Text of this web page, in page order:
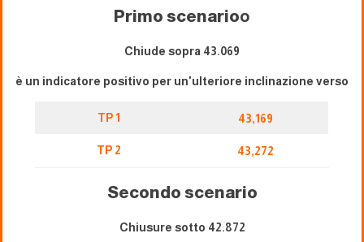
Primo scenarioo
Chiude sopra 43.069
è un indicatore positivo per un'ulteriore inclinazione verso
TP 1 43,169
TP 2 43,272
Secondo scenario
Chiusure sotto 42.872